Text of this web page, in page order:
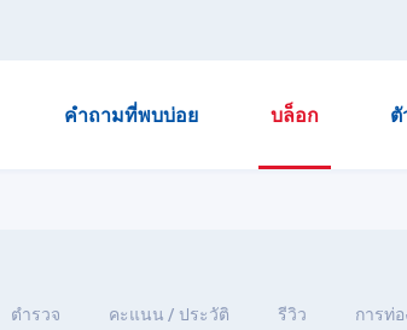
คำถามที่พบบ่อย บล็อก
ตำรวจ คะแนน / ประวัติ รีวิว การท่อ